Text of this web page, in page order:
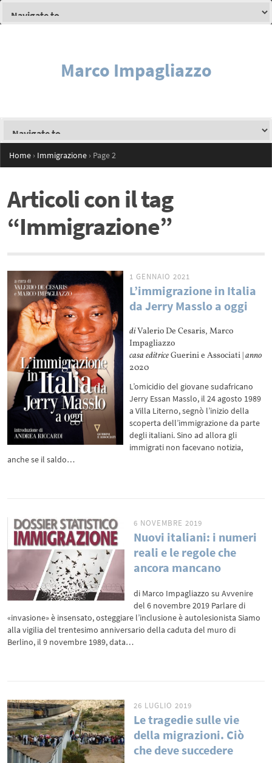
Marco Impagliazzo
Home › Immigrazione › Page 2
Articoli con il tag
“Immigrazione”
1 GENNAIO 2021
L’immigrazione in Italia
da Jerry Masslo a oggi
diValerio De Cesaris, Marco
Impagliazzo
casa editriceGuerini e Associati |anno
2020
L’omicidio del giovane sudafricano
Jerry Essan Masslo, il 24 agosto 1989
a Villa Literno, segnò l’inizio della
scoperta dell’immigrazione da parte
degli italiani. Sino ad allora gli
immigrati non facevano notizia,
anche se il saldo…
6 NOVEMBRE 2019
Nuovi italiani: i numeri
reali e le regole che
ancora mancano
di Marco Impagliazzo su Avvenire
del 6 novembre 2019 Parlare di
«invasione» è insensato, osteggiare l’inclusione è autolesionista Siamo
alla vigilia del trentesimo anniversario della caduta del muro di
Berlino, il 9 novembre 1989, data…
26 LUGLIO 2019
Le tragedie sulle vie
della migrazioni. Ciò
che deve succedere